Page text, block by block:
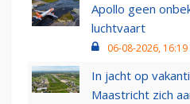
Apollo geen
luchtvaart
06-08-2026, 16:19
In jacht op
Maastricht zich